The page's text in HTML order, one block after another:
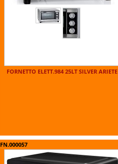
FORNETTO ELETT.984 25LT SILVER ARIETE
FN.000057